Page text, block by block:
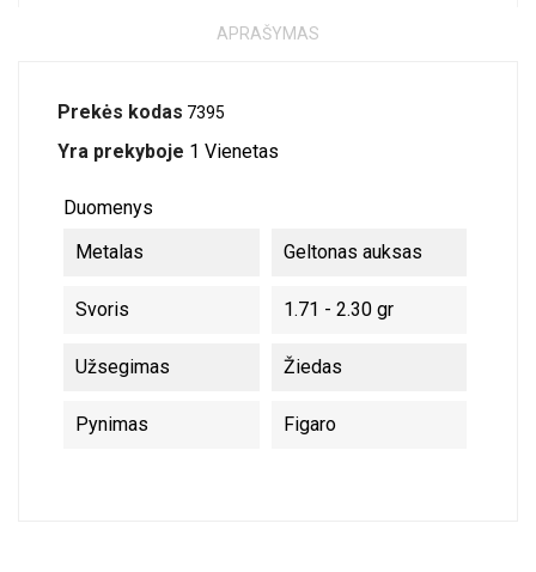
APRAŠYMAS
Prekės kodas 7395
Yra prekyboje 1 Vienetas
Duomenys
Metalas
Geltonas auksas
Svoris 1.71 - 2.30 gr
Užsegimas Žiedas
Pynimas Figaro